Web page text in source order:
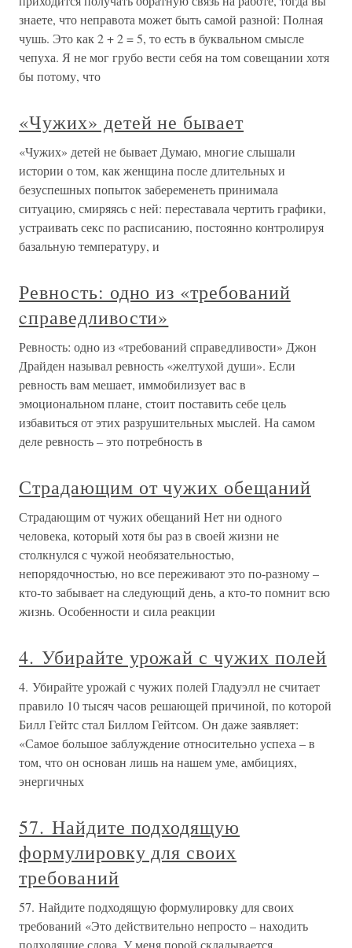
знаете, что неправота может быть самой разной: Полная
чушь. Это как 2 + 2 = 5, то есть в буквальном смысле
чепуха. Я не мог грубо вести себя на том совещании хотя
бы потому, что
«Чужих» детей не бывает
«Чужих» детей не бывает Думаю, многие слышали
истории о том, как женщина после длительных и
безуспешных попыток забеременеть принимала
ситуацию, смиряясь с ней: переставала чертить графики,
устраивать секс по расписанию, постоянно контролируя
базальную температуру, и
Ревность: одно из «требований
cправедливости»
Ревность: одно из «требований cправедливости» Джон
Драйден называл ревность «желтухой души». Если
ревность вам мешает, иммобилизует вас в
эмоциональном плане, стоит поставить себе цель
избавиться от этих разрушительных мыслей. На самом
деле ревность – это потребность в
Страдающим от чужих обещаний
Страдающим от чужих обещаний Нет ни одного
человека, который хотя бы раз в своей жизни не
столкнулся с чужой необязательностью,
непорядочностью, но все переживают это по-разному –
кто-то забывает на следующий день, а кто-то помнит всю
жизнь. Особенности и сила реакции
4. Убирайте урожай с чужих полей
4. Убирайте урожай с чужих полей Гладуэлл не считает
правило 10 тысяч часов решающей причиной, по которой
Билл Гейтс стал Биллом Гейтсом. Он даже заявляет:
«Самое большое заблуждение относительно успеха – в
том, что он основан лишь на нашем уме, амбициях,
энергичных
57. Найдите подходящую
формулировку для своих
требований
57. Найдите подходящую формулировку для своих
требований «Это действительно непросто – находить
подходящие слова. У меня порой складывается